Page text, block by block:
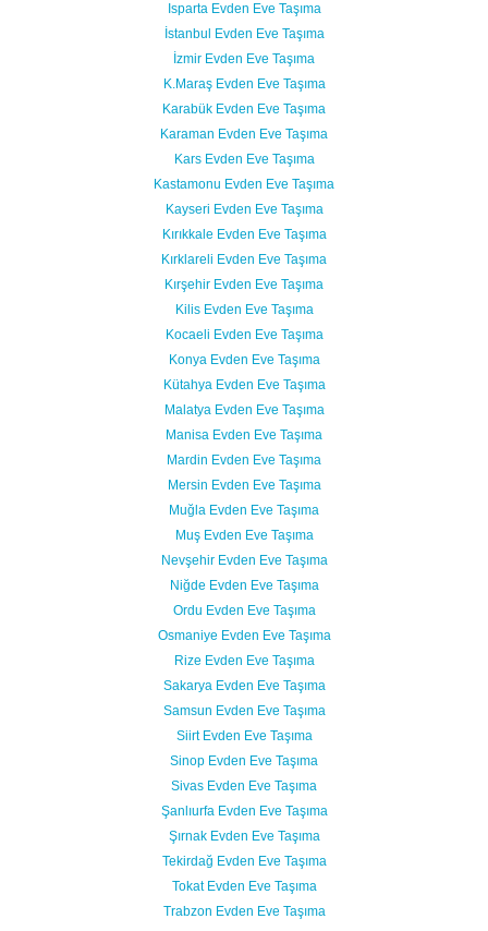
Isparta Evden Eve Taşıma
İstanbul Evden Eve Taşıma
İzmir Evden Eve Taşıma
K.Maraş Evden Eve Taşıma
Karabük Evden Eve Taşıma
Karaman Evden Eve Taşıma
Kars Evden Eve Taşıma
Kastamonu Evden Eve Taşıma
Kayseri Evden Eve Taşıma
Kırıkkale Evden Eve Taşıma
Kırklareli Evden Eve Taşıma
Kırşehir Evden Eve Taşıma
Kilis Evden Eve Taşıma
Kocaeli Evden Eve Taşıma
Konya Evden Eve Taşıma
Kütahya Evden Eve Taşıma
Malatya Evden Eve Taşıma
Manisa Evden Eve Taşıma
Mardin Evden Eve Taşıma
Mersin Evden Eve Taşıma
Muğla Evden Eve Taşıma
Muş Evden Eve Taşıma
Nevşehir Evden Eve Taşıma
Niğde Evden Eve Taşıma
Ordu Evden Eve Taşıma
Osmaniye Evden Eve Taşıma
Rize Evden Eve Taşıma
Sakarya Evden Eve Taşıma
Samsun Evden Eve Taşıma
Siirt Evden Eve Taşıma
Sinop Evden Eve Taşıma
Sivas Evden Eve Taşıma
Şanlıurfa Evden Eve Taşıma
Şırnak Evden Eve Taşıma
Tekirdağ Evden Eve Taşıma
Tokat Evden Eve Taşıma
Trabzon Evden Eve Taşıma